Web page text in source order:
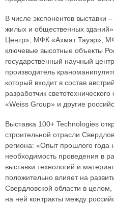
В числе экспонентов выставки
жилых и общественных
Центр», МФК «Ахмат Тауэр»,
ключевые высотные объекты
государственный научный
производитель
который входит в состав
разработчик
«Weiss Group» и другие
Выставка 100+ Technologies
строительной отрасли
региона: «Опыт прошлого года
необходимость проведения в
выставки технологий и
положительно влияет на
Свердловской области в
на ней контракты между